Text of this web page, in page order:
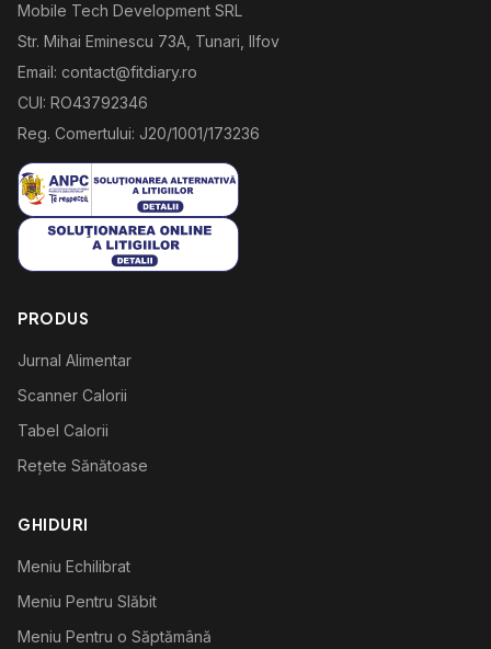
Mobile Tech Development SRL
Str. Mihai Eminescu 73A, Tunari, Ilfov
Email: contact@fitdiary.ro
CUI: RO43792346
Reg. Comertului: J20/1001/173236
PRODUS
Jurnal Alimentar
Scanner Calorii
Tabel Calorii
Rețete Sănătoase
GHIDURI
Meniu Echilibrat
Meniu Pentru Slăbit
Meniu Pentru o Săptămână